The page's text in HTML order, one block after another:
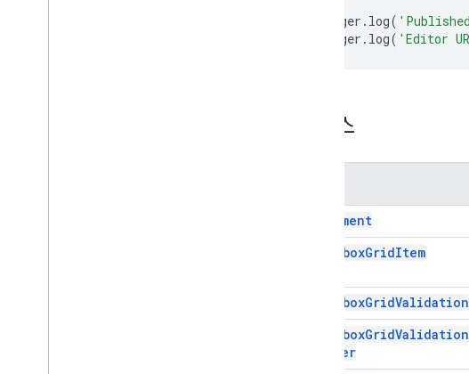
Logger . log(
Logger . log( 'Editor
클래스
Alignment
CheckboxGridItem
CheckboxGridValidation
CheckboxGridValidation
Builder